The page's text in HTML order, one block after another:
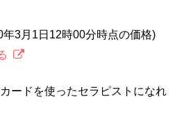
3月1日12時00分時点の価格)
ードを使ったセラピストになれ